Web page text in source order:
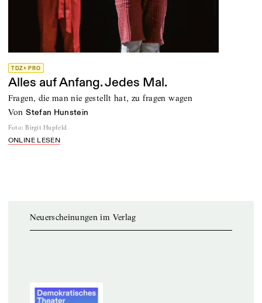
TDZ+ PRO
Alles auf Anfang. Jedes Mal.
Fragen, die man nie gestellt hat, zu fragen wagen
von Stefan Hunstein
Foto: Birgit Hupfeld
ONLINE LESEN
Neuerscheinungen im Verlag